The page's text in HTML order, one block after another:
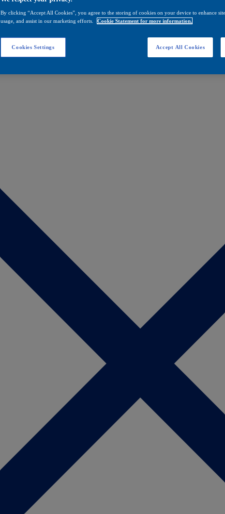
By clicking “Accept All Cookies”, you agree to the storing of cookies on your device to enhance
usage, and assist in our marketing efforts.
Cookie Statement for more information.
Cookies Settings Accept All Cookies